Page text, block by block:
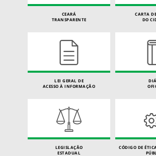
CEARÁ
TRANSPARENTE
CARTA
DO
LEI GERAL DE
ACESSO À INFORMAÇÃO
LEGISLAÇÃO
ESTADUAL
CÓDIGO DE